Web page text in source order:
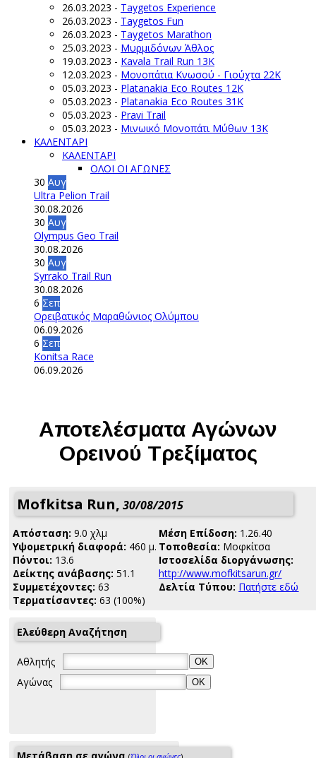
26.03.2023 - Taygetos Experience
26.03.2023 - Taygetos Fun
26.03.2023 - Taygetos Marathon
25.03.2023 - Μυρμιδόνων Άθλος
19.03.2023 - Kavala Trail Run 13K
12.03.2023 - Μονοπάτια Κνωσού - Γιούχτα 22Κ
05.03.2023 - Platanakia Eco Routes 12K
05.03.2023 - Platanakia Eco Routes 31K
05.03.2023 - Pravi Trail
05.03.2023 - Μινωικό Μονοπάτι Μύθων 13Κ
ΚΑΛΕΝΤΑΡΙ
ΚΑΛΕΝΤΑΡΙ
ΟΛΟΙ ΟΙ ΑΓΩΝΕΣ
30 Αυγ
Ultra Pelion Trail
30.08.2026
30 Αυγ
Olympus Geo Trail
30.08.2026
30 Αυγ
Syrrako Trail Run
30.08.2026
6 Σεπ
Ορειβατικός Μαραθώνιος Ολύμπου
06.09.2026
6 Σεπ
Konitsa Race
06.09.2026
Αποτελέσματα Αγώνων
Ορεινού Τρεξίματος
Mofkitsa Run, 30/08/2015
Απόσταση: 9.0 χλμ
Yψομετρική διαφορά: 460 μ.
Πόντοι: 13.6
Δείκτης ανάβασης: 51.1
Συμμετέχοντες: 63
Τερματίσαντες: 63 (100%)
Μέση Επίδοση: 1.26.40
Τοποθεσία: Μοφκίτσα
Ιστοσελίδα διοργάνωσης:
http://www.mofkitsarun.gr/
Δελτία Τύπου: Πατήστε εδώ
Ελεύθερη Αναζήτηση
Αθλητής
Αγώνας